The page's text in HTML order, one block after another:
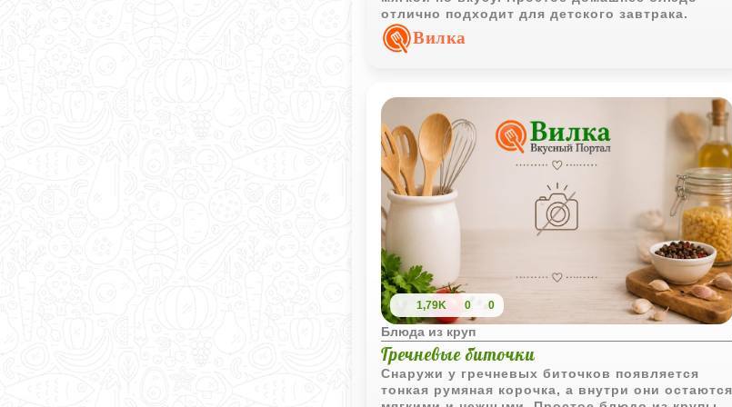
отлично подходит для детского завтрака.
Вилка
1,79K 0 0
Блюда из круп
Гречневые биточки
Снаружи у гречневых биточков появляется
тонкая румяная корочка, а внутри они остаются